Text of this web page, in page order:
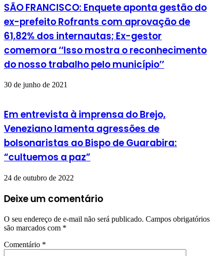
SÃO FRANCISCO: Enquete aponta gestão do
ex-prefeito Rofrants com aprovação de
61,82% dos internautas; Ex-gestor
comemora ‘‘Isso mostra o reconhecimento
do nosso trabalho pelo município’’
30 de junho de 2021
Em entrevista à imprensa do Brejo,
Veneziano lamenta agressões de
bolsonaristas ao Bispo de Guarabira:
“cultuemos a paz”
24 de outubro de 2022
Deixe um comentário
O seu endereço de e-mail não será publicado. Campos obrigatórios
são marcados com *
Comentário *